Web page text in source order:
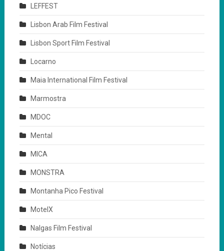
LEFFEST
Lisbon Arab Film Festival
Lisbon Sport Film Festival
Locarno
Maia International Film Festival
Marmostra
MDOC
Mental
MICA
MONSTRA
Montanha Pico Festival
MotelX
Nalgas Film Festival
Notícias